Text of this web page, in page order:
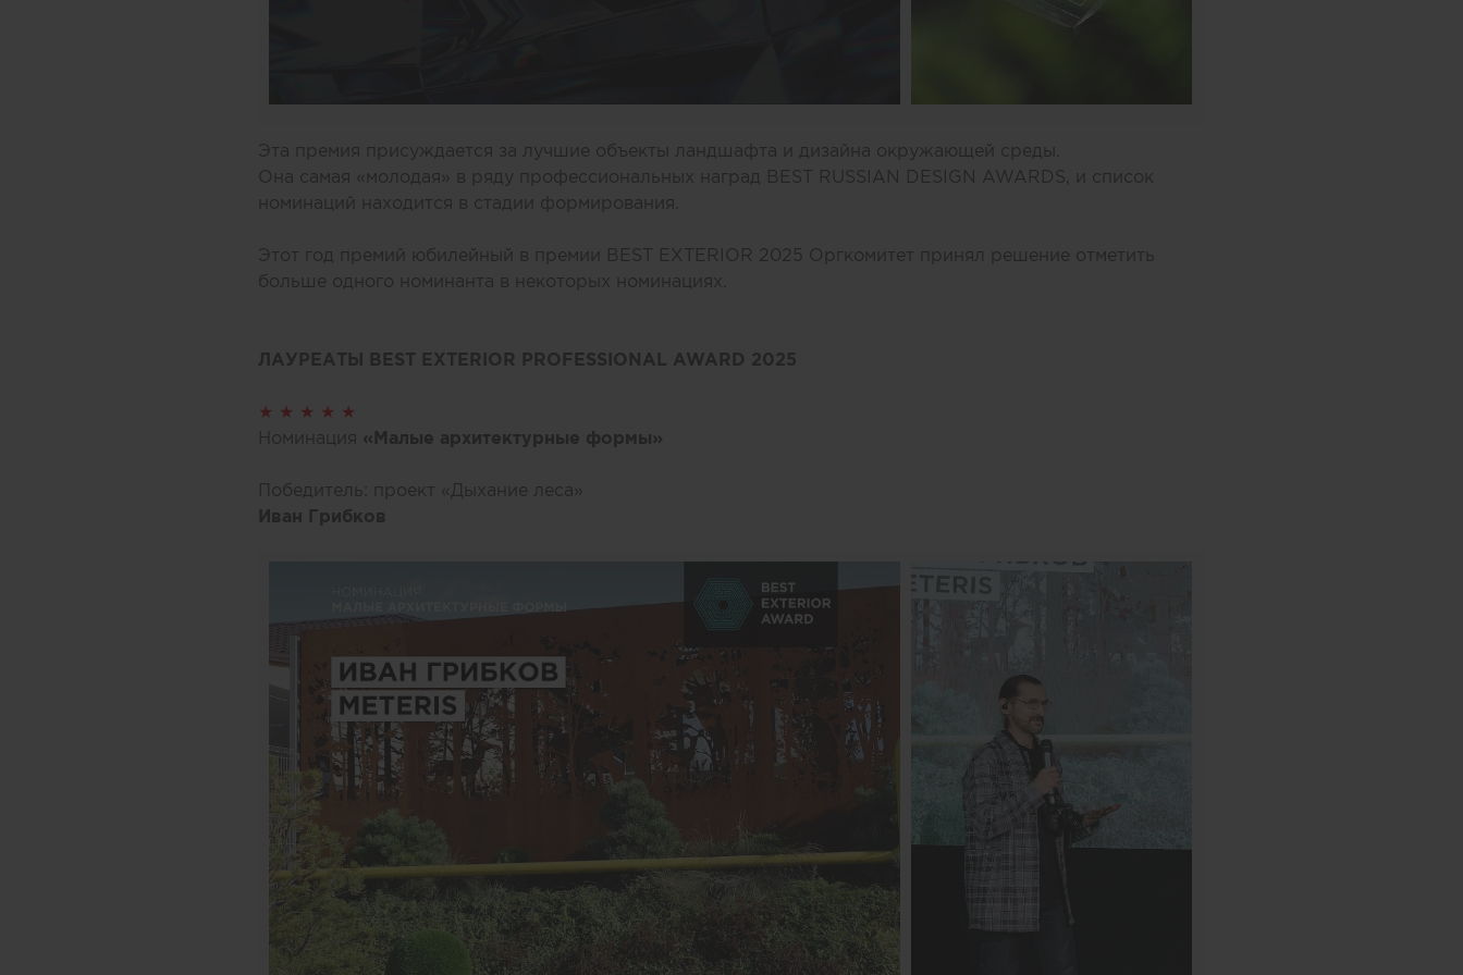
Эта премия присуждается за лучшие объекты ландшафта и дизайна окружающей среды.
Она самая «молодая» в ряду профессиональных наград BEST RUSSIAN DESIGN AWARDS, и список
номинаций находится в стадии формирования.
Этот год премий юбилейный в премии BEST EXTERIOR 2025 Оргкомитет принял решение отметить
больше одного номинанта в некоторых номинациях.
ЛАУРЕАТЫ BEST EXTERIOR PROFESSIONAL AWARD 2025
★ ★ ★ ★ ★
Номинация «Малые архитектурные формы»
Победитель: проект «Дыхание леса»
Иван Грибков